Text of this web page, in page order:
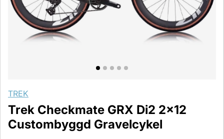
TREK
Trek Checkmate GRX Di2 2x12
Custombyggd Gravelcykel